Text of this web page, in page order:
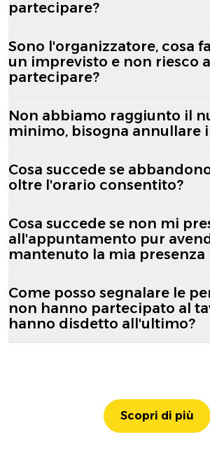
partecipare?
Sono l'organizzatore, cosa
un imprevisto e non riesco a
partecipare?
Non abbiamo raggiunto il
minimo, bisogna annullare
Cosa succede se
oltre l'orario consentito?
Cosa succede se non mi
all'appuntamento pur
mantenuto la mia presenza
Come posso segnalare le
non hanno partecipato al
hanno disdetto all'ultimo?
Scopri di più